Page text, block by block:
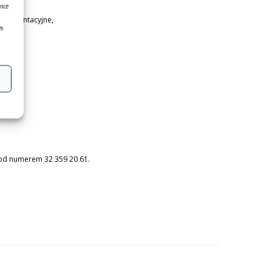
numerem 32 359 20 61.